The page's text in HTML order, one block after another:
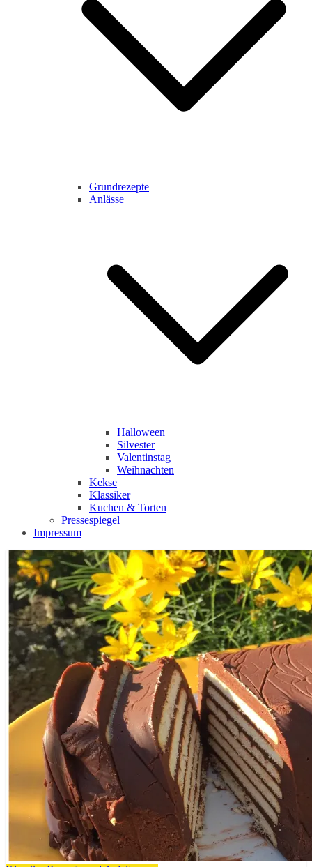
Grundrezepte
Anlässe
Halloween
Silvester
Valentinstag
Weihnachten
Kekse
Klassiker
Kuchen & Torten
Pressespiegel
Impressum